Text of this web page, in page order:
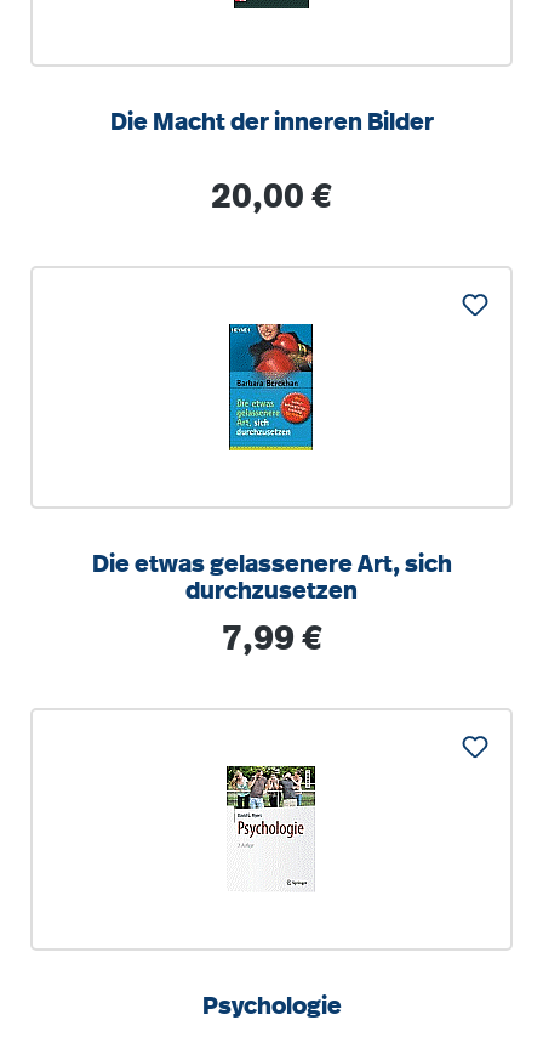
Die Macht der inneren Bilder
Regulärer Preis:
20,00 €
Die etwas gelassenere Art, sich
durchzusetzen
Regulärer Preis:
7,99 €
Psychologie